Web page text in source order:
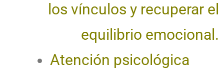
los vínculos y recuperar el
equilibrio emocional.
Atención psicológica